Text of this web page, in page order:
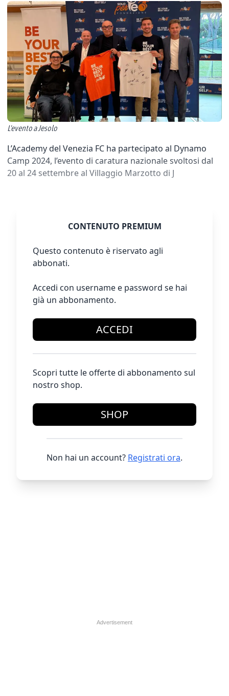
L'evento a Jesolo
L’Academy del Venezia FC ha partecipato al Dynamo
Camp 2024, l’evento di caratura nazionale svoltosi dal
20 al 24 settembre al Villaggio Marzotto di J
CONTENUTO PREMIUM
Questo contenuto è riservato agli
abbonati.
Accedi con username e password se hai
già un abbonamento.
ACCEDI
Scopri tutte le offerte di abbonamento sul
nostro shop.
SHOP
Non hai un account? Registrati ora.